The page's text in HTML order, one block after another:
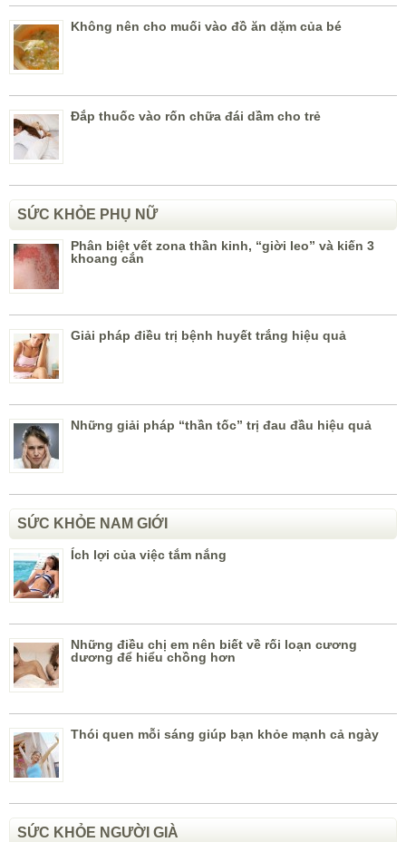
Không nên cho muối vào đồ ăn dặm của bé
Đắp thuốc vào rốn chữa đái dầm cho trẻ
SỨC KHỎE PHỤ NỮ
Phân biệt vết zona thần kinh, “giời leo” và kiến 3
khoang cắn
Giải pháp điều trị bệnh huyết trắng hiệu quả
Những giải pháp “thần tốc” trị đau đầu hiệu quả
SỨC KHỎE NAM GIỚI
Ích lợi của việc tắm nắng
Những điều chị em nên biết về rối loạn cương
dương để hiểu chồng hơn
Thói quen mỗi sáng giúp bạn khỏe mạnh cả ngày
SỨC KHỎE NGƯỜI GIÀ